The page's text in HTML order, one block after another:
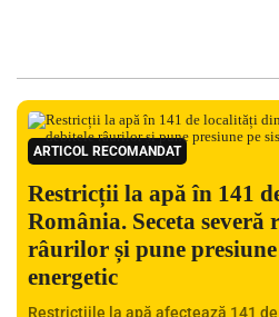
ARTICOL RECOMANDAT
Restricții la apă în 141
România. Seceta severă
râurilor și pune presiune
energetic
Restricțiile la apă afectează 141